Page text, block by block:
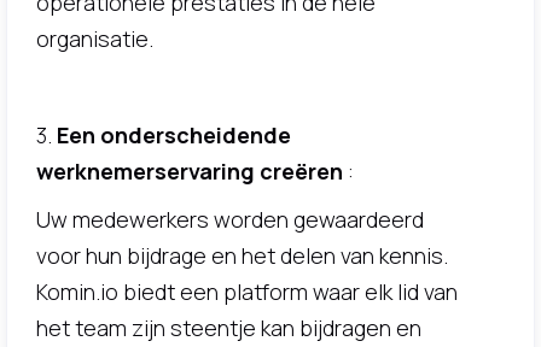
organisatie.
3. Een onderscheidende
werknemerservaring creëren :
Uw medewerkers worden gewaardeerd
voor hun bijdrage en het delen van kennis.
Komin.io biedt een platform waar elk lid van
het team zijn steentje kan bijdragen en